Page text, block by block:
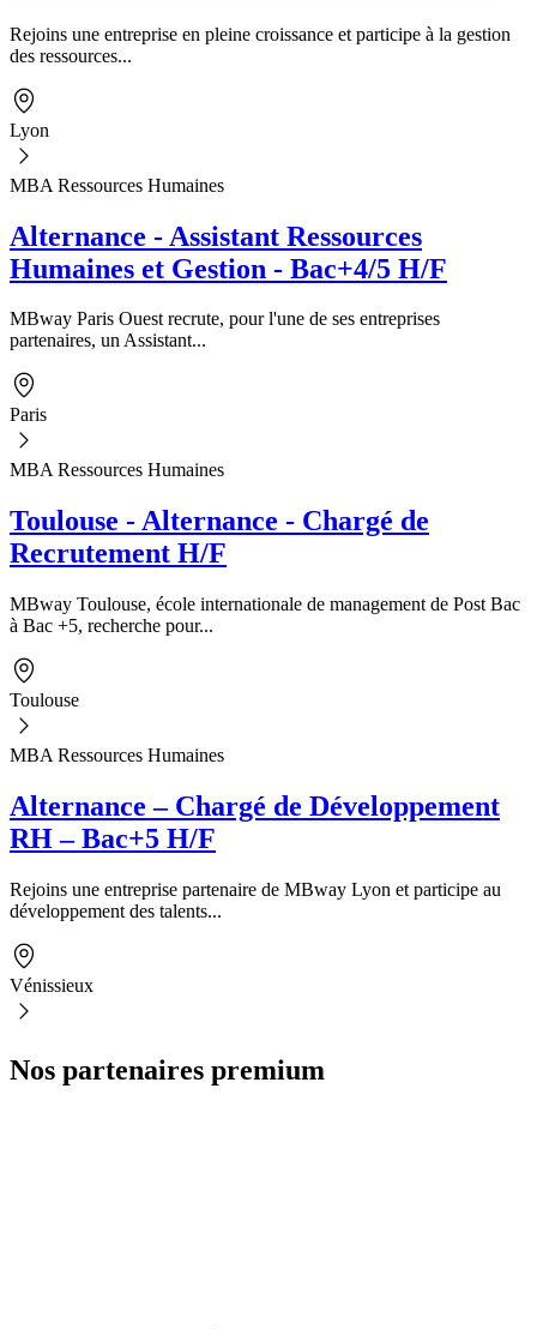
Rejoins une entreprise en pleine croissance et participe à la gestion
des ressources...
Lyon
MBA Ressources Humaines
Alternance - Assistant Ressources
Humaines et Gestion - Bac+4/5 H/F
MBway Paris Ouest recrute, pour l'une de ses entreprises
partenaires, un Assistant...
Paris
MBA Ressources Humaines
Toulouse - Alternance - Chargé de
Recrutement H/F
MBway Toulouse, école internationale de management de Post Bac
à Bac +5, recherche pour...
Toulouse
MBA Ressources Humaines
Alternance – Chargé de Développement
RH – Bac+5 H/F
Rejoins une entreprise partenaire de MBway Lyon et participe au
développement des talents...
Vénissieux
Nos partenaires premium